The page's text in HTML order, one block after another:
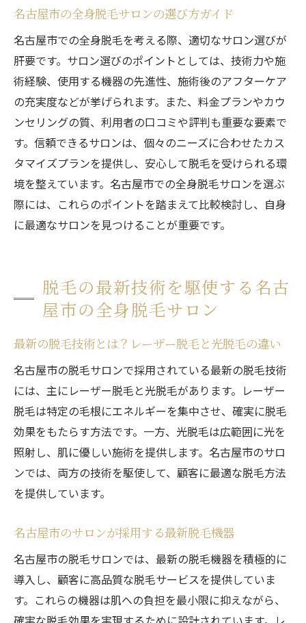
全身脱毛を成功させるための名古屋市のサロン
選びのコツ
カウンセリングで確認すべき5つの質問
施術前にチェックするべきサロンの衛生面
肌質に合ったサロンの見つけ方
サロンのリピート率を確認する理由
全身脱毛の施術回数と効果の関係
名古屋市で満足度の高いサロンを選ぶ方法
名古屋市で全身脱毛を体験して滑らかな肌を手
に入れよう
名古屋市のサロンで全身脱毛を受ける流れ
脱毛後の肌ケア方法とおすすめの化粧品
長期的に効果を維持するためのポイント
全身脱毛で理想の肌を手に入れるための計
画
名古屋市の全身脱毛サロンの選び方ガイド
名古屋市での全身脱毛を考える際、適切なサロン選びが
肝要です。サロン選びのポイントとしては、技術力や施
術経験、使用する機器の先進性、施術後のアフターケア
の充実度などが挙げられます。また、料金プランやカウ
ンセリングの質、利用者の口コミや評判も重要な要素で
す。信頼できるサロンは、個々のニーズに合わせたカス
タマイズプランを提供し、安心して脱毛を受けられる環
境を整えています。名古屋市での全身脱毛サロンを選ぶ
際には、これらのポイントを踏まえて比較検討し、自身
に最適なサロンを見つけることが重要です。
脱毛の最新技術を駆使する名古
屋市の全身脱毛サロン
最新の脱毛技術とは？レーザー脱毛と光脱毛の違い
名古屋市の脱毛サロンで採用されている最新の脱毛技術
には、主にレーザー脱毛と光脱毛があります。レーザー
脱毛は特定の毛根にエネルギーを集中させ、確実に脱毛
効果をもたらす方法です。一方、光脱毛は広範囲に光を
照射し、肌に優しい施術を提供します。名古屋市のサロ
ンでは、両方の技術を駆使して、顧客に最適な脱毛方法
を提供しています。
名古屋市のサロンが採用する最新脱毛機器
名古屋市の脱毛サロンでは、最新の脱毛機器を積極的に
導入し、顧客に高品質な脱毛サービスを提供していま
す。これらの機器は肌への負担を最小限に抑えながら、